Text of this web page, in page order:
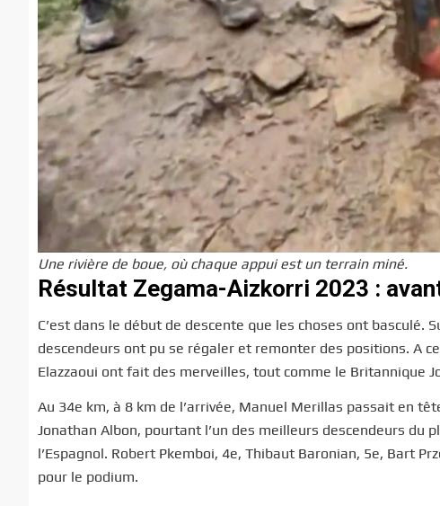
Une rivière de boue, où chaque appui est un terrain miné.
Résultat Zegama-Aizkorri 2023 :
C’est dans le début de descente que les choses ont
descendeurs ont pu se régaler et remonter des positions. A
Elazzaoui ont fait des merveilles, tout comme le Britannique
Au 34e km, à 8 km de l’arrivée, Manuel Merillas passait en
Jonathan Albon, pourtant l’un des meilleurs descendeurs
l’Espagnol. Robert Pkemboi, 4e, Thibaut Baronian, 5e, Bart
pour le podium.